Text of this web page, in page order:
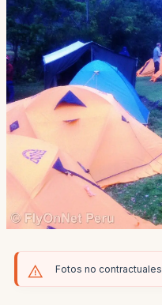
Fotos no contractuales